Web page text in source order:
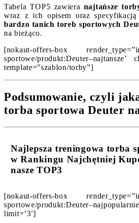
Tabela TOP5 zawiera najtańsze
wraz z ich opisem oraz
bardzo tanich toreb sportowych
na bieżąco.
[nokaut-offers-box
sportowe/produkt:Deuter–najtansze’
template=”szablon/torby”]
Podsumowanie, czyli
torba sportowa Deuter
Najlepsza treningowa torba
w Rankingu Najchętniej
nasze TOP3
[nokaut-offers-box
sportowe/
limit=’3′]